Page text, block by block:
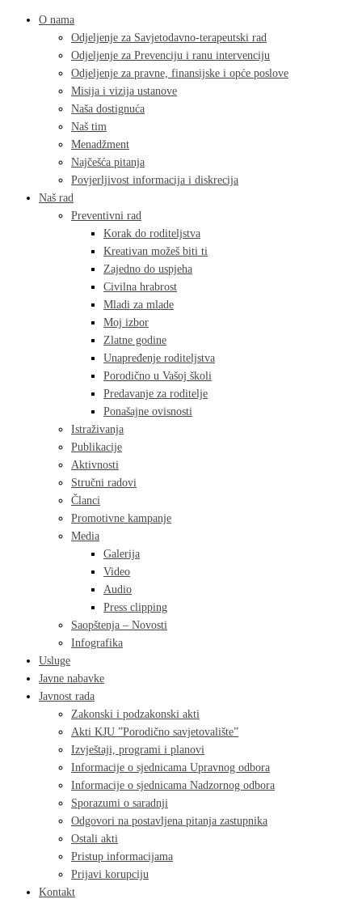
O nama
Odjeljenje za Savjetodavno-terapeutski rad
Odjeljenje za Prevenciju i ranu intervenciju
Odjeljenje za pravne, finansijske i opće poslove
Misija i vizija ustanove
Naša dostignuća
Naš tim
Menadžment
Najčešća pitanja
Povjerljivost informacija i diskrecija
Naš rad
Preventivni rad
Korak do roditeljstva
Kreativan možeš biti ti
Zajedno do uspjeha
Civilna hrabrost
Mladi za mlade
Moj izbor
Zlatne godine
Unapređenje roditeljstva
Porodično u Vašoj školi
Predavanje za roditelje
Ponašajne ovisnosti
Istraživanja
Publikacije
Aktivnosti
Stručni radovi
Članci
Promotivne kampanje
Media
Galerija
Video
Audio
Press clipping
Saopštenja – Novosti
Infografika
Usluge
Javne nabavke
Javnost rada
Zakonski i podzakonski akti
Akti KJU ”Porodično savjetovalište”
Izvještaji, programi i planovi
Informacije o sjednicama Upravnog odbora
Informacije o sjednicama Nadzornog odbora
Sporazumi o saradnji
Odgovori na postavljena pitanja zastupnika
Ostali akti
Pristup informacijama
Prijavi korupciju
Kontakt